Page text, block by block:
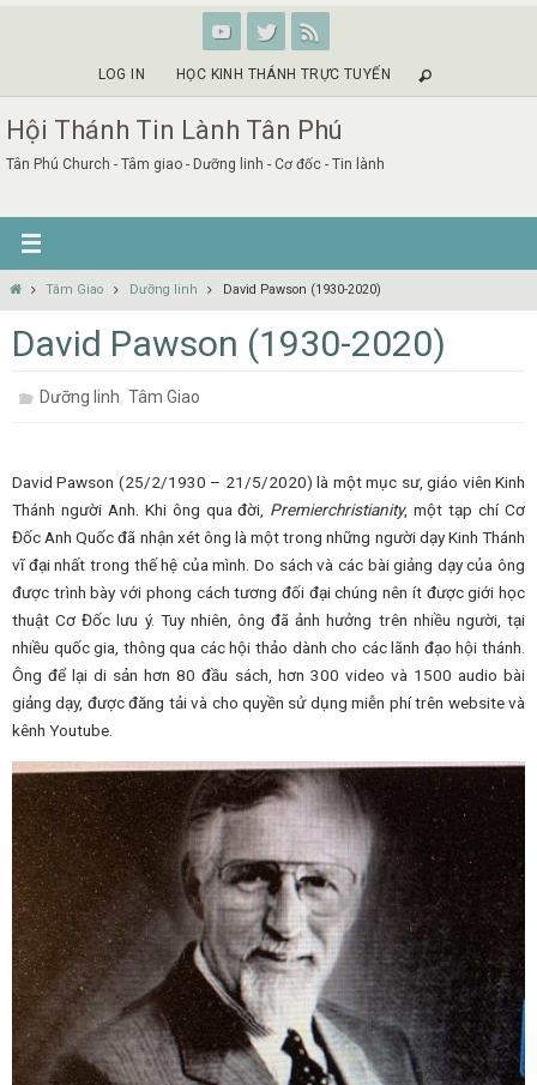
LOG IN HỌC KINH THÁNH TRỰC TUYẾN
Hội Thánh Tin Lành Tân Phú
Tân Phú Church - Tâm giao - Dưỡng linh - Cơ đốc - Tin lành
HomeTâm Giao Dưỡng linh David Pawson (1930-2020)
David Pawson (1930-2020)
Dưỡng linh,Tâm Giao
David Pawson (25/2/1930 – 21/5/2020) là một mục sư, giáo viên Kinh
Thánh người Anh. Khi ông qua đời, Premierchristianity, một tạp chí Cơ
Đốc Anh Quốc đã nhận xét ông là một trong những người dạy Kinh Thánh
vĩ đại nhất trong thế hệ của mình. Do sách và các bài giảng dạy của ông
được trình bày với phong cách tương đối đại chúng nên ít được giới học
thuật Cơ Đốc lưu ý. Tuy nhiên, ông đã ảnh hưởng trên nhiều người, tại
nhiều quốc gia, thông qua các hội thảo dành cho các lãnh đạo hội thánh.
Ông để lại di sản hơn 80 đầu sách, hơn 300 video và 1500 audio bài
giảng dạy, được đăng tải và cho quyền sử dụng miễn phí trên website và
kênh Youtube.